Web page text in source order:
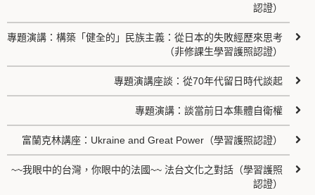
認證）
專題演講：構築「健全的」民族主義：從日本的失敗經歷來思考
（非修課生學習護照認證）
專題演講座談：從70年代留日時代談起
專題演講：談當前日本集體自衛權
富蘭克林講座：Ukraine and Great Power（學習護照認證）
~~我眼中的台灣，你眼中的法國~~ 法台文化之對話（學習護照
認證）